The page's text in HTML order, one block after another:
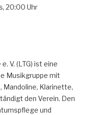
20:00 Uhr
V. (LTG) ist eine
Musikgruppe mit
Mandoline, Klarinette,
den Verein. Den
und